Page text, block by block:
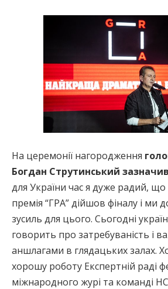
На церемонії нагородження
Богдан Струтинський
для України час я дуже радий,
премія “ГРА” дійшов фіналу і ми
зусиль для цього. Сьогодні
говорить про затребуваність і
аншлагами в глядацьких залах.
хорошу роботу Експертній раді
міжнародного журі та команді